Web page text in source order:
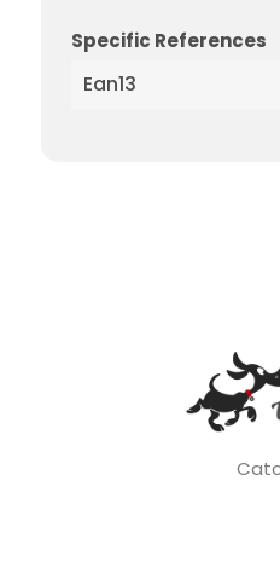
Specific References
Ean13